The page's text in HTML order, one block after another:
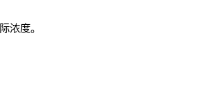
浓度。